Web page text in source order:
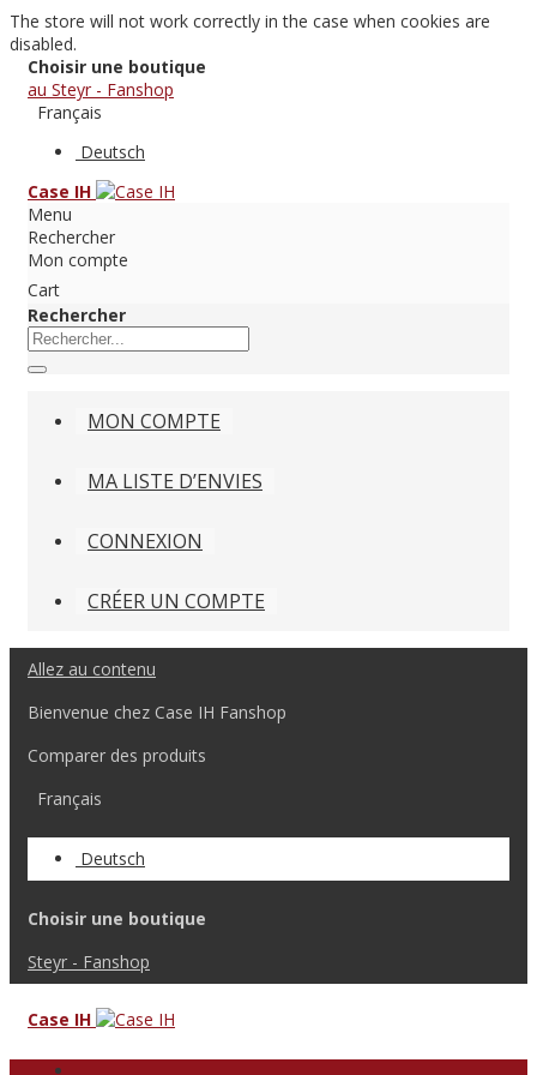
The store will not work correctly in the case when cookies are
disabled.
Choisir une boutique
au Steyr - Fanshop
Français
Deutsch
Case IH
Menu
Rechercher
Mon compte
Cart
Rechercher
MON COMPTE
MA LISTE D’ENVIES
CONNEXION
CRÉER UN COMPTE
Allez au contenu
Bienvenue chez Case IH Fanshop
Comparer des produits
Français
Deutsch
Choisir une boutique
Steyr - Fanshop
Case IH